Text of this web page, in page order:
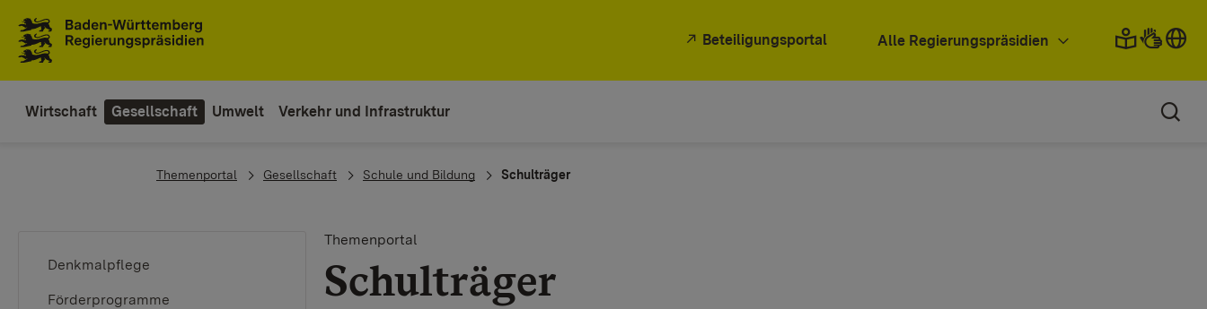
Beteiligungsportal Alle Regierungspräsidien
Wirtschaft Gesellschaft Umwelt Verkehr und Infrastruktur
You are here:
Themenportal Gesellschaft Schule und Bildung Schulträger
Denkmalpflege
Förderprogramme
Themenportal
Schulträger